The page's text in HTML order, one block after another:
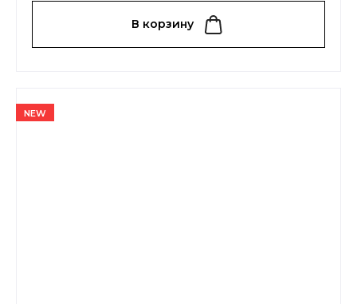
В корзину
NEW